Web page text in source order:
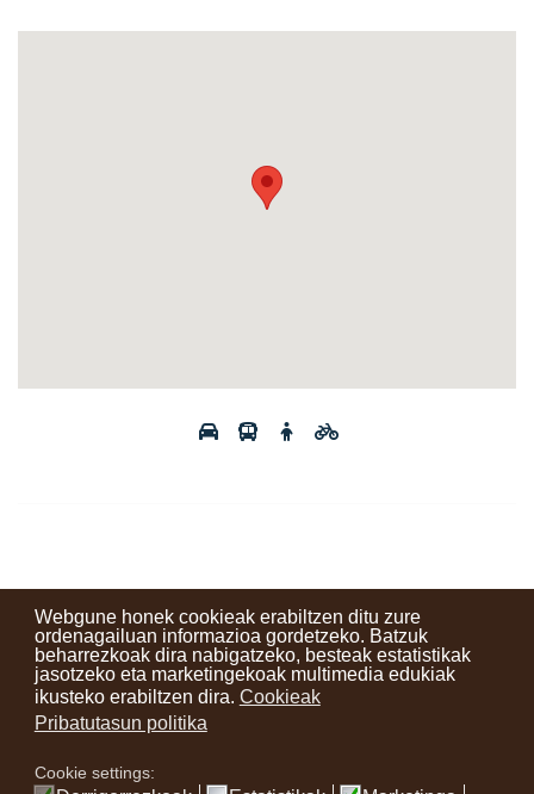
Webgune honek cookieak erabiltzen ditu zure
ordenagailuan informazioa gordetzeko. Batzuk
beharrezkoak dira nabigatzeko, besteak estatistikak
jasotzeko eta marketingekoak multimedia edukiak
ikusteko erabiltzen dira. Cookieak
Pribatutasun politika
Cookie settings:
Kontaktuak Erabilera baldintzak Lege oharra
Berriak
Zure iritzia
facebookyoutube